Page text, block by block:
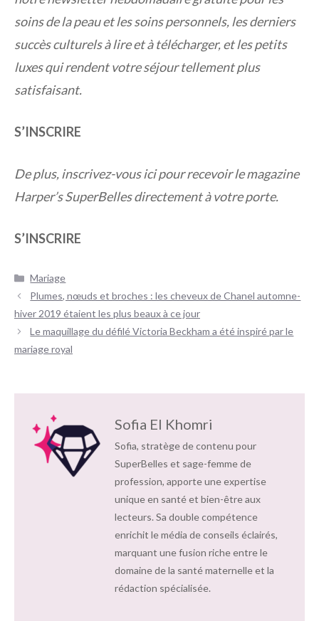
soins de la peau et les soins personnels, les derniers
succès culturels à lire et à télécharger, et les petits
luxes qui rendent votre séjour tellement plus
satisfaisant.
S’INSCRIRE
De plus, inscrivez-vous ici pour recevoir le magazine
Harper’s SuperBelles directement à votre porte.
S’INSCRIRE
Catégories
Mariage
Navigation
des
Plumes, nœuds et broches : les cheveux de Chanel automne-
hiver 2019 étaient les plus beaux à ce jour
Le maquillage du défilé Victoria Beckham a été inspiré par le
mariage royal
Sofia El Khomri
Sofia, stratège de contenu pour
SuperBelles et sage-femme de
profession, apporte une expertise
unique en santé et bien-être aux
lecteurs. Sa double compétence
enrichit le média de conseils éclairés,
marquant une fusion riche entre le
domaine de la santé maternelle et la
rédaction spécialisée.